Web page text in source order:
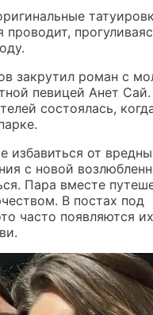
закрутил роман с
певицей Анет
состоялась,
избавиться от
с новой
Пара вместе
В постах под
часто появляются